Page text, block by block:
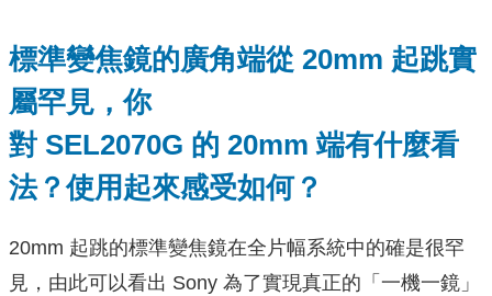
標準變焦鏡的廣角端從 20mm 起跳實
屬罕見，你
對 SEL2070G 的 20mm端有什麼看
法？使用起來感受如何？
20mm 起跳的標準變焦鏡在全片幅系統中的確是很罕
見，由此可以看出 Sony 為了實現真正的「一機一鏡」